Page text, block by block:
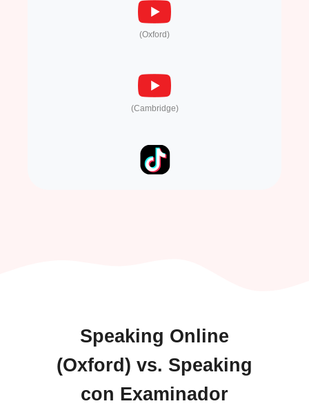
(Oxford)
(Cambridge)
Speaking Online
(Oxford) vs. Speaking
con Examinador